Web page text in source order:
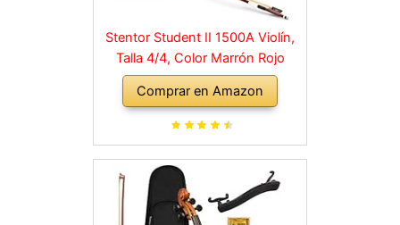
Stentor Student II 1500A Violín,
Talla 4/4, Color Marrón Rojo
Comprar en Amazon